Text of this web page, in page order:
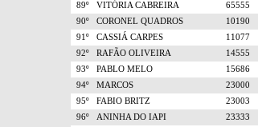
89º
VITÓRIA CABREIRA 65555
90º
CORONEL QUADROS 10190
91º
CASSIÁ CARPES 11077
92º
RAFÃO OLIVEIRA 14555
93º
PABLO MELO 15686
94º
MARCOS 23000
95º
FABIO BRITZ 23003
96º
ANINHA DO IAPI 23333